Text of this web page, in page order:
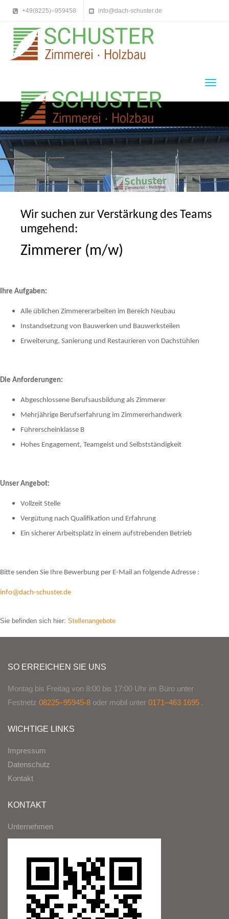
+49(8225)–959458 info@dach-schuster.de
und
Holzhaus
Schuster
Holzbau
Wir suchen zur Verstärkung des Teams
umgehend:
Zimmerer (m/w)
Ihre Aufgaben:
Alle üblichen Zimmererarbeiten im Bereich Neubau
Instandsetzung von Bauwerken und Bauwerksteilen
Erweiterung, Sanierung und Restaurieren von Dachstühlen
Die Anforderungen:
Abgeschlossene Berufsausbildung als Zimmerer
Mehrjährige Berufserfahrung im Zimmererhandwerk
Führerscheinklasse B
Hohes Engagement, Teamgeist und Selbstständigkeit
Unser Angebot:
Vollzeit Stelle
Vergütung nach Qualifikation und Erfahrung
Ein sicherer Arbeitsplatz in einem aufstrebenden Betrieb
Bitte senden Sie Ihre Bewerbung per E-Mail an folgende Adresse :
info@dach-schuster.de
Sie befinden sich hier: Stellenangebote
SO ERREICHEN SIE UNS
Montag bis Freitag von 8:00 bis 17:00 Uhr im Büro unter
Festnetz 08225–95945-8 oder mobil unter 0171–463 1695 .
WICHTIGE LINKS
Impressum
Datenschutz
Kontakt
KONTAKT
Unternehmen